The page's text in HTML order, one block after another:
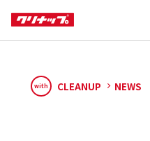
with CLEANUP NEWS